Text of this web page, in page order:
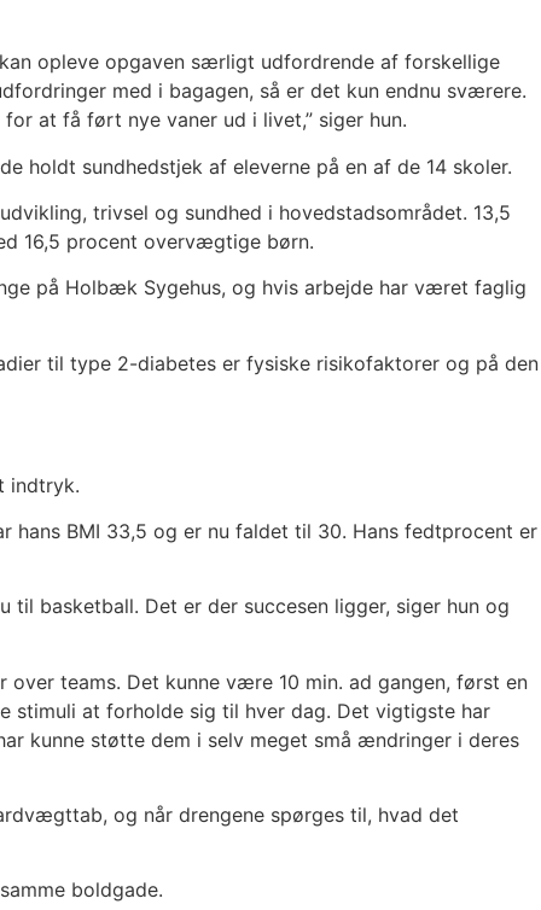
opleve opgaven særligt udfordrende af forskellige
med i bagagen, så er det kun endnu sværere.
at få ført nye vaner ud i livet,” siger hun.
holdt sundhedstjek af eleverne på en af de 14 skoler.
trivsel og sundhed i hovedstadsområdet. 13,5
16,5 procent overvægtige børn.
på Holbæk Sygehus, og hvis arbejde har været faglig
til type 2-diabetes er fysiske risikofaktorer og på den
indtryk.
hans BMI 33,5 og er nu faldet til 30. Hans fedtprocent er
basketball. Det er der succesen ligger, siger hun og
teams. Det kunne være 10 min. ad gangen, først en
stimuli at forholde sig til hver dag. Det vigtigste har
kunne støtte dem i selv meget små ændringer i deres
og når drengene spørges til, hvad det
boldgade.